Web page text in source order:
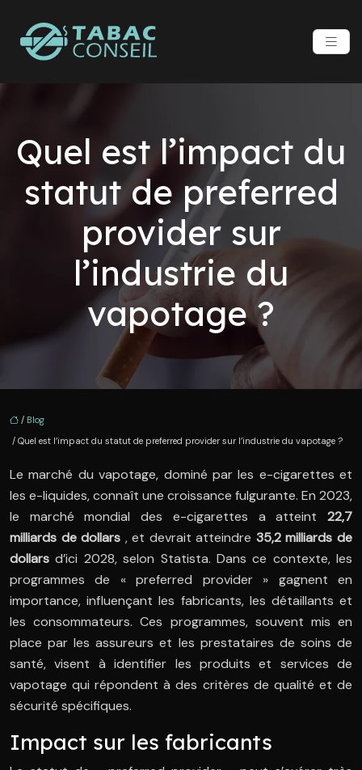
Quel est l’impact du
statut de preferred
provider sur
l’industrie du
vapotage ?
/ Blog
/ Quel est l’impact du statut de preferred provider sur l’industrie du vapotage ?
Le marché du vapotage, dominé par les e-cigarettes et
les e-liquides, connaît une croissance fulgurante. En 2023,
le marché mondial des e-cigarettes a atteint 22,7
milliards de dollars , et devrait atteindre 35,2 milliards de
dollarsd’ici 2028, selon Statista. Dans ce contexte, les
programmes de « preferred provider » gagnent en
importance, influençant les fabricants, les détaillants et
les consommateurs. Ces programmes, souvent mis en
place par les assureurs et les prestataires de soins de
santé, visent à identifier les produits et services de
vapotage qui répondent à des critères de qualité et de
sécurité spécifiques.
Impact sur les fabricants